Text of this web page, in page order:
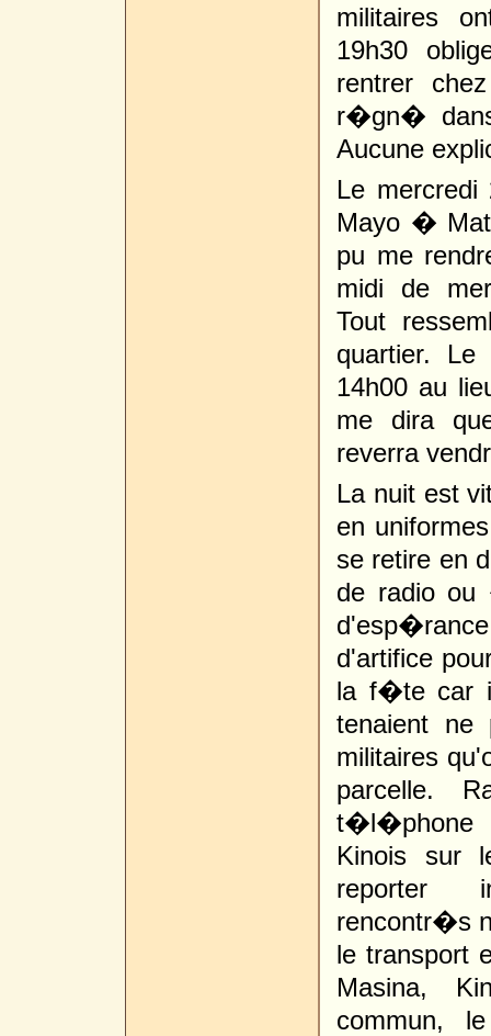
militaires
19h30
rentrer
r�gn�
Aucune
Le
Mayo �
pu me
midi de
Tout
quartier.
14h00 au
me dira
reverra
La nuit est
en
se retire en
de radio
d'artifice
la f�te car
tenaient
militaires
parcelle.
t�l�phone
Kinois sur
reporter
rencontr�s
le transport
Masina,
commun,